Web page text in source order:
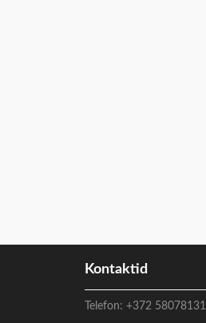
Kontaktid
Telefon:+372 58078131